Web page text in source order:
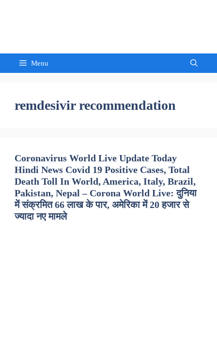
Menu
remdesivir recommendation
Coronavirus World Live Update Today
Hindi News Covid 19 Positive Cases, Total
Death Toll In World, America, Italy, Brazil,
Pakistan, Nepal – Corona World Live: दुनिया
में संक्रमित 66 लाख के पार, अमेरिका में 20 हजार से
ज्यादा नए मामले